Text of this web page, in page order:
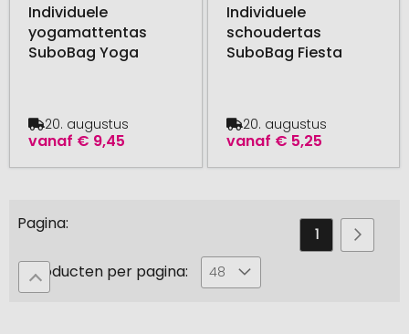
Individuele
yogamattentas
SuboBag Yoga
vanaf € 9,45
20. augustus
Individuele
schoudertas
SuboBag Fiesta
vanaf € 5,25
20. augustus
Pagina
U
1 Pagina
2
Producten per pagina: 48